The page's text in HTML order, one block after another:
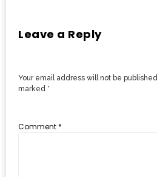
หมู
ะ
Leave a Reply
Your email address will not be published.
marked *
Comment *